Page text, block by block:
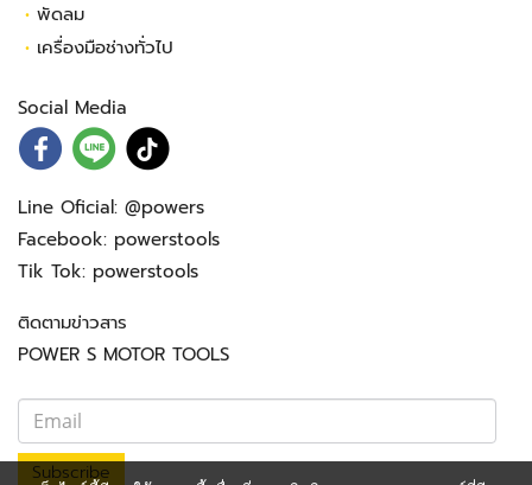
• พัดลม
• เครื่องมือช่างทั่วไป
Social Media
Line Oficial: @powers
Facebook: powerstools
Tik Tok: powerstools
ติดตามข่าวสาร
POWER S MOTOR TOOLS
Subscribe